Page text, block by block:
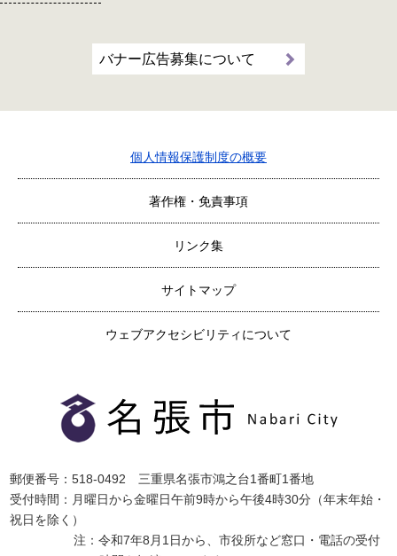
バナー広告募集について
個人情報保護制度の概要
著作権・免責事項
リンク集
サイトマップ
ウェブアクセシビリティについて
郵便番号：518-0492 三重県名張市鴻之台1番町1番地
受付時間：月曜日から金曜日午前9時から午後4時30分（年末年始・
祝日を除く）
注：令和7年8月1日から、市役所など窓口・電話の受付